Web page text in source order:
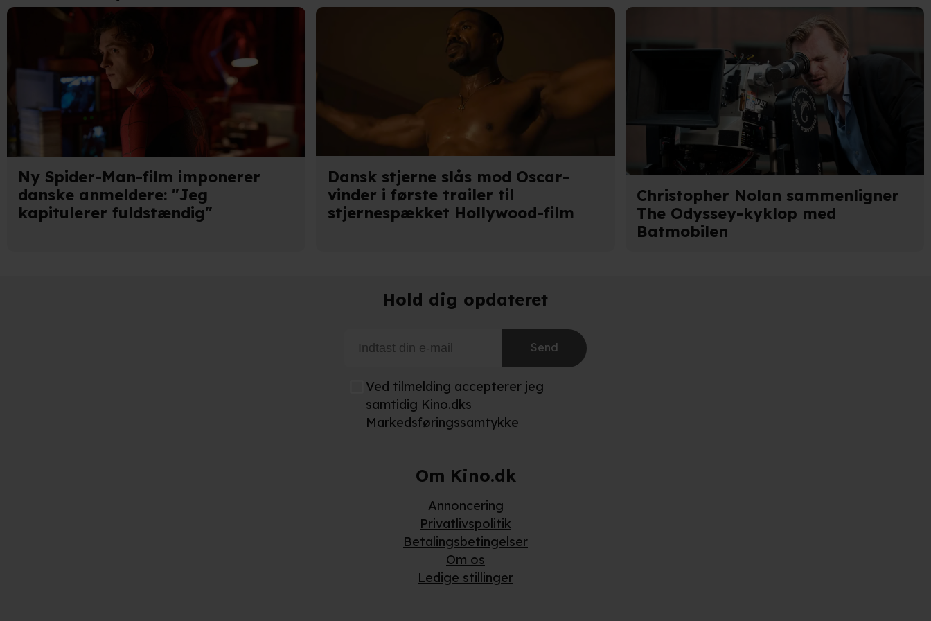
Ny Spider-Man-film imponerer
danske anmeldere: "Jeg
kapitulerer fuldstændig"
Dansk stjerne slås mod Oscar-
vinder i første trailer til
stjernespækket Hollywood-film
Christopher Nolan sammenligner
The Odyssey-kyklop med
Batmobilen
Hold dig opdateret
Send
Ved tilmelding accepterer jeg
samtidig Kino.dks
Markedsføringssamtykke
Om Kino.dk
Annoncering
Privatlivspolitik
Betalingsbetingelser
Om os
Ledige stillinger